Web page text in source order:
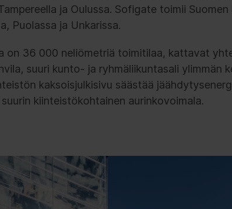
ja Oulussa. Sofigate toimii Suomen
Puolassa ja Unkarissa.
on 36 000 neliömetriä toimitilaa, kattavat
suuri kunto- ja ryhmäliikuntasali ylimmän
kaksoisjulkisivu säästää
kiinteistökohtainen aurinkovoimala.